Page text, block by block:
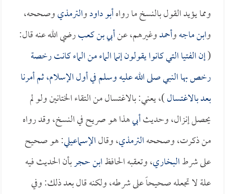
ومما يؤيد القول بالنسخ ما رواهأبو داودوالترمذيوصححه،
وابن ماجهوأحمدوغيرهم، عنأبي بن كعبرضي الله عنه قال:
(إن الفتيا التي كانوا يقولون إنما الماء من الماء كانت رخصة
رخص بها النبي صلى الله عليه وسلم في أول الإسلام، ثم أمرنا
بعد بالاغتسال)، يعني: بالاغتسال من التقاء الختانين ولو لم
يحصل إنزال، وحديثأبيهذا هو صريح في النسخ، وقد رواه
من ذكرت، وصححهالترمذي، وقالالإسماعيلي: هو صحيح
على شرطالبخاري، وتعقبه الحافظابن حجربأن الحديث فيه
علة لا تجعله صحيحاً على شرطه، ولكنه قال بعد ذلك: وفي